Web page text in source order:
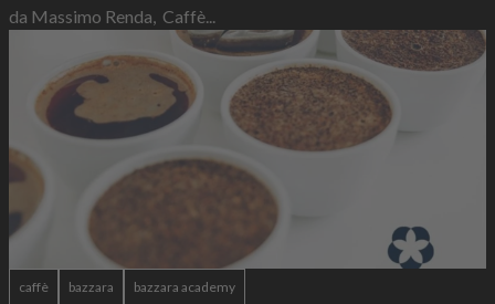
da Massimo Renda, Caffè...
caffè bazzara bazzara academy